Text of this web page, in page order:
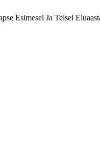
Esimesel Ja Teisel